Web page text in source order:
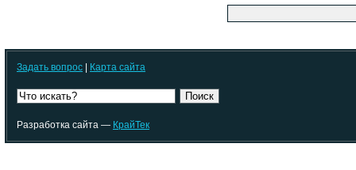
Задать вопрос | Карта сайта
Поиск
Разработка сайта — КрайТек